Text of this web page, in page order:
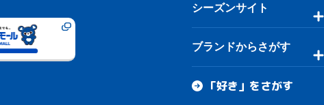
シーズンサイト
ブランドからさがす
「好き」をさがす